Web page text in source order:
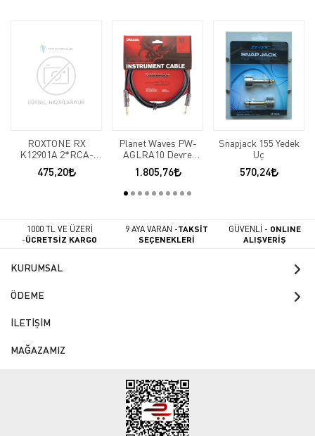
ROXTONE RX
K12901A 2*RCA-
3,5ST KABLO 1,5MT
475,20
Planet Waves PW-
AGLRA10 Devre
Kesici 3 metre Kablo
1.805,76
Snapjack 155 Yedek
Uç
570,24
1000 TL VE ÜZERİ
-ÜCRETSİZ KARGO
9 AYA VARAN -TAKSİT
SEÇENEKLERİ
GÜVENLİ - ONLINE
ALIŞVERİŞ
KURUMSAL
ÖDEME
İLETİŞİM
MAĞAZAMIZ